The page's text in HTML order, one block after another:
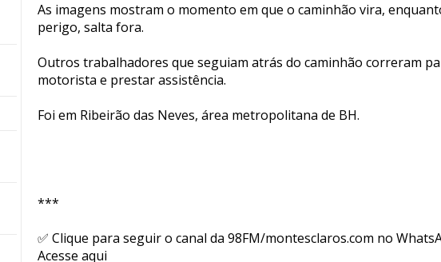
As imagens mostram o momento em que o caminhão vira,
perigo, salta fora.
Outros trabalhadores que seguiam atrás do caminhão correram
motorista e prestar assistência.
Foi em Ribeirão das Neves, área metropolitana de BH.
***
✅ Clique para seguir o canal da 98FM/montesclaros.com no
Acesse aqui